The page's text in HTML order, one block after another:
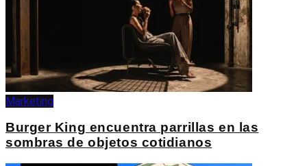
Marketing
Burger King encuentra parrillas en las
sombras de objetos cotidianos